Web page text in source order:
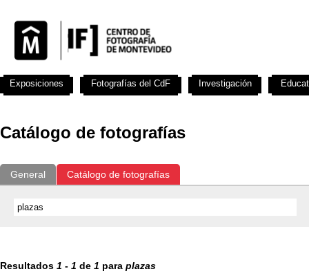
Catálogo de fotografías
General Catálogo de fotografías
Resultados 1 - 1 de 1 para plazas
Exposiciones Fotografías del CdF Investigación